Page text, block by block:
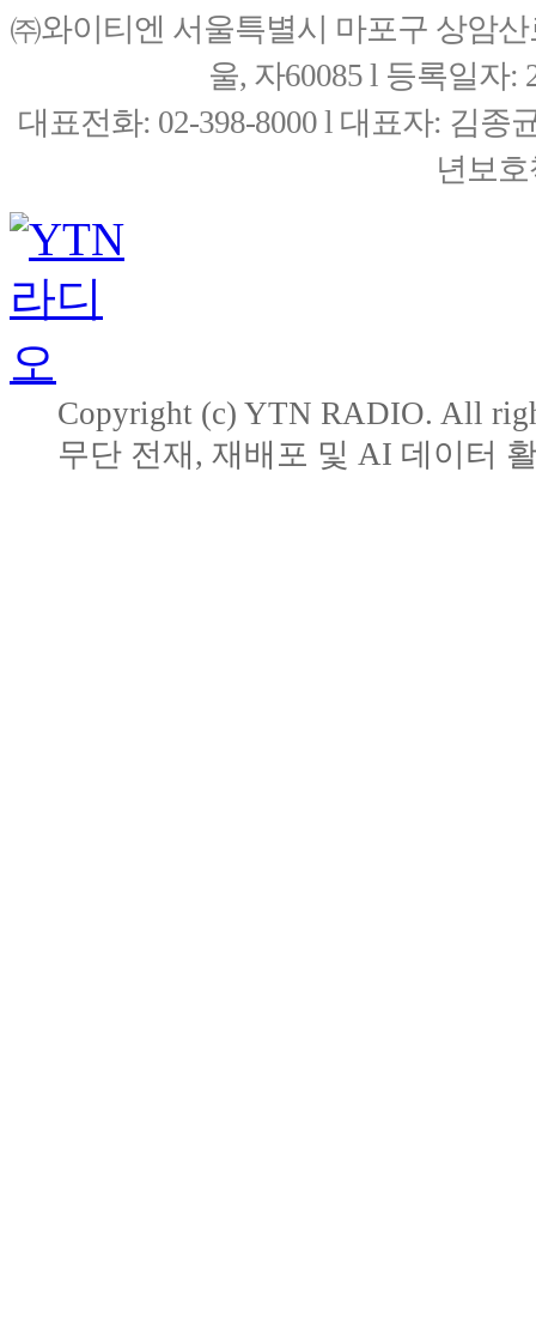
㈜와이티엔 서울특별시 마포구 상암
울, 자60085 l 등록일자:
대표전화: 02-398-8000 l 대표자: 김종
년보
Copyright (c) YTN RADIO. All
무단 전재, 재배포 및 AI 데이터